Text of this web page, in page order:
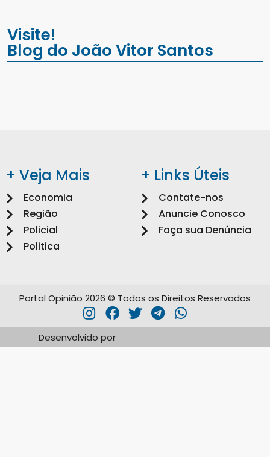
Visite!
Blog do João Vitor Santos
+ Veja Mais
Economia
Região
Policial
Politica
+ Links Úteis
Contate-nos
Anuncie Conosco
Faça sua Denúncia
Portal Opinião 2026 © Todos os Direitos Reservados
Desenvolvido por